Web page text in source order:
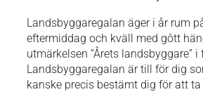
Landsbyggaregalan äger i år rum
eftermiddag och kväll med gôtt
utmärkelsen “Årets landsbyggare” i
Landsbyggaregalan är till för dig
kanske precis bestämt dig för att